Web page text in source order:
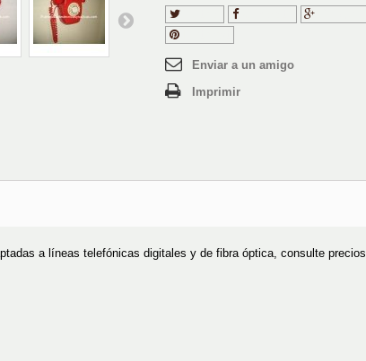
Tuitear Compartir
Pinterest
Enviar a un amigo
Imprimir
a líneas telefónicas digitales y de fibra óptica, consulte precios.